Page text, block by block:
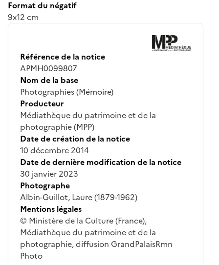
Format du négatif
9x12 cm
Référence de la notice
APMH0099807
Nom de la base
Photographies (Mémoire)
Producteur
Médiathèque du patrimoine et de la
photographie (MPP)
Date de création de la notice
10 décembre 2014
Date de dernière modification de la notice
30 janvier 2023
Photographe
Albin-Guillot, Laure (1879-1962)
Mentions légales
© Ministère de la Culture (France),
Médiathèque du patrimoine et de la
photographie, diffusion GrandPalaisRmn
Photo